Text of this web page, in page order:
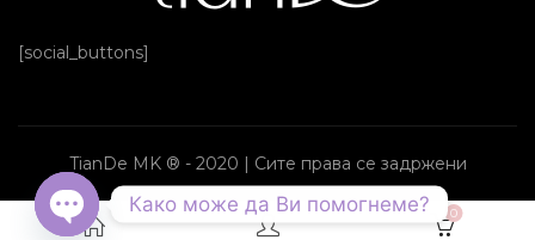
[social_buttons]
TianDe MK ® - 2020 | Сите права се задржени
0
Како може да Ви помогнеме?